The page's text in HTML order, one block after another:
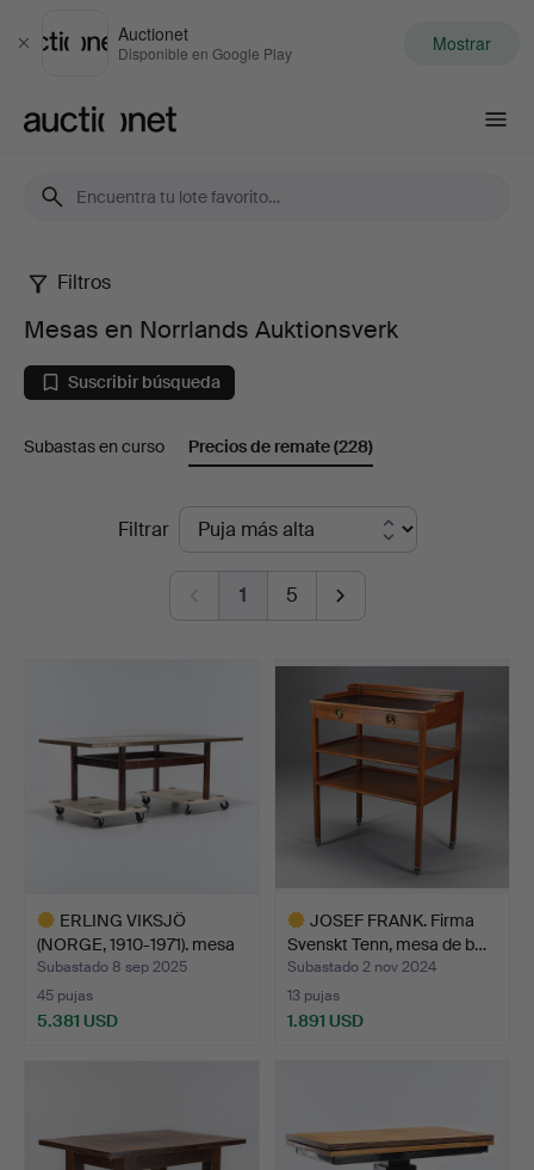
Cerrar
Auctionet
Disponible en Google Play Mostrar
Mesas
en
Norrlands
Auktionsverk
Filtros
Mesas en Norrlands Auktionsverk
Suscribir búsqueda
Subastas en curso Precios de remate(228)
Filtrar
1 5
ERLING VIKSJÖ
(NORGE, 1910-1971). mesa
de …
Subastado 8 sep 2025
45 pujas
5.381 USD
JOSEF FRANK. Firma
Svenskt Tenn, mesa de b…
Subastado 2 nov 2024
13 pujas
1.891 USD